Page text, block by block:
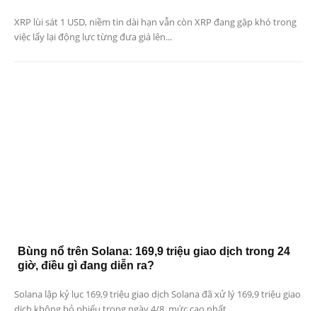
XRP lùi sát 1 USD, niềm tin dài hạn vẫn còn XRP đang gặp khó trong
việc lấy lại động lực từng đưa giá lên...
Bùng nổ trên Solana: 169,9 triệu giao dịch trong 24
giờ, điều gì đang diễn ra?
Solana lập kỷ lục 169,9 triệu giao dịch Solana đã xử lý 169,9 triệu giao